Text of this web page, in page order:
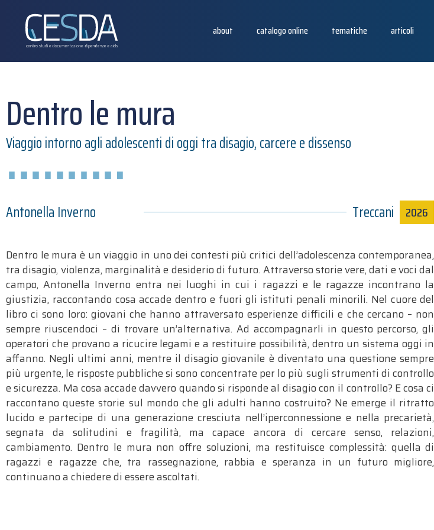
about catalogo online tematiche articoli
Dentro le mura
Viaggio intorno agli adolescenti di oggi tra disagio, carcere e dissenso
Antonella Inverno Treccani 2026
Dentro le mura è un viaggio in uno dei contesti più critici dell’adolescenza contemporanea,
tra disagio, violenza, marginalità e desiderio di futuro. Attraverso storie vere, dati e voci dal
campo, Antonella Inverno entra nei luoghi in cui i ragazzi e le ragazze incontrano la
giustizia, raccontando cosa accade dentro e fuori gli istituti penali minorili. Nel cuore del
libro ci sono loro: giovani che hanno attraversato esperienze difficili e che cercano – non
sempre riuscendoci – di trovare un’alternativa. Ad accompagnarli in questo percorso, gli
operatori che provano a ricucire legami e a restituire possibilità, dentro un sistema oggi in
affanno. Negli ultimi anni, mentre il disagio giovanile è diventato una questione sempre
più urgente, le risposte pubbliche si sono concentrate per lo più sugli strumenti di controllo
e sicurezza. Ma cosa accade davvero quando si risponde al disagio con il controllo? E cosa ci
raccontano queste storie sul mondo che gli adulti hanno costruito? Ne emerge il ritratto
lucido e partecipe di una generazione cresciuta nell’iperconnessione e nella precarietà,
segnata da solitudini e fragilità, ma capace ancora di cercare senso, relazioni,
cambiamento. Dentro le mura non offre soluzioni, ma restituisce complessità: quella di
ragazzi e ragazze che, tra rassegnazione, rabbia e speranza in un futuro migliore,
continuano a chiedere di essere ascoltati.